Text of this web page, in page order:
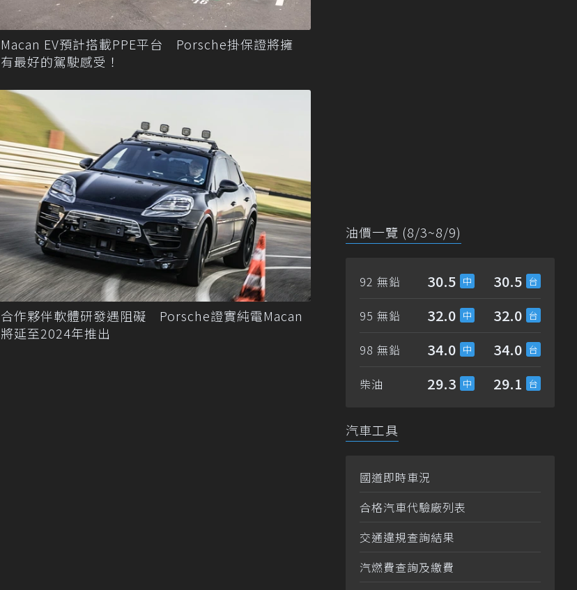
Macan EV預計搭載PPE平台 Porsche掛保證將擁
有最好的駕駛感受！
合作夥伴軟體研發遇阻礙 Porsche證實純電Macan
將延至2024年推出
油價一覽 (8/3~8/9)
92 無鉛 30.5 30.5
95 無鉛 32.0 32.0
98 無鉛 34.0 34.0
柴油 29.3 29.1
汽車工具
國道即時車況
合格汽車代驗廠列表
交通違規查詢結果
汽燃費查詢及繳費